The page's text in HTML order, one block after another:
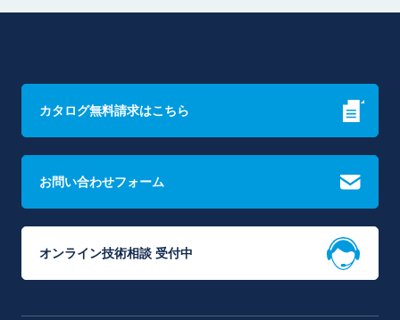
カタログ無料請求はこちら
お問い合わせフォーム
オンライン技術相談 受付中